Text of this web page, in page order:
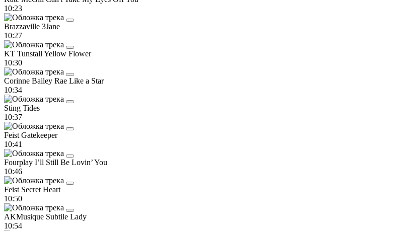
10:23
Brazzaville 3Jane
10:27
KT Tunstall Yellow Flower
10:30
Corinne Bailey Rae Like a Star
10:34
Sting Tides
10:37
Feist Gatekeeper
10:41
Fourplay I’ll Still Be Lovin’ You
10:46
Feist Secret Heart
10:50
AKMusique Subtile Lady
10:54